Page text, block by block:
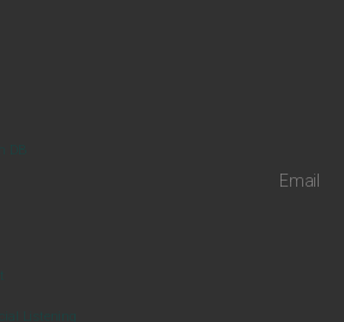
DB
Email
Listening